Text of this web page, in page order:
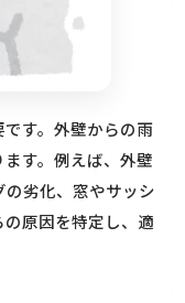
す。外壁からの雨
す。例えば、外壁
劣化、窓やサッシ
原因を特定し、適